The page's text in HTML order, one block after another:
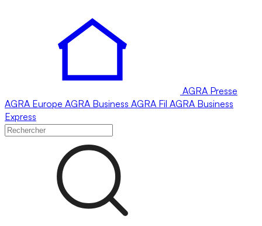
AGRA Presse
AGRA Europe AGRA Business AGRA Fil AGRA Business
Express